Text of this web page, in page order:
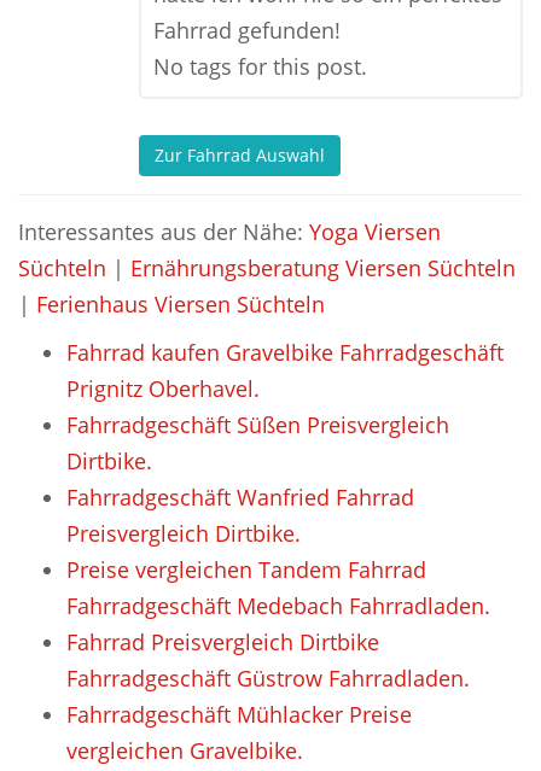
Fahrrad gefunden!
No tags for this post.
Zur Fahrrad Auswahl
Interessantes aus der Nähe: Yoga Viersen
Süchteln | Ernährungsberatung Viersen Süchteln
| Ferienhaus Viersen Süchteln
Fahrrad kaufen Gravelbike Fahrradgeschäft
Prignitz Oberhavel.
Fahrradgeschäft Süßen Preisvergleich
Dirtbike.
Fahrradgeschäft Wanfried Fahrrad
Preisvergleich Dirtbike.
Preise vergleichen Tandem Fahrrad
Fahrradgeschäft Medebach Fahrradladen.
Fahrrad Preisvergleich Dirtbike
Fahrradgeschäft Güstrow Fahrradladen.
Fahrradgeschäft Mühlacker Preise
vergleichen Gravelbike.